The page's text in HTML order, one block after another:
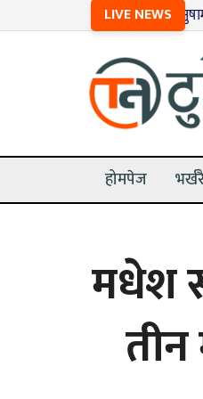
LIVE NEWS
धनुषामा १ लाख १५
होमपेज
मधेश